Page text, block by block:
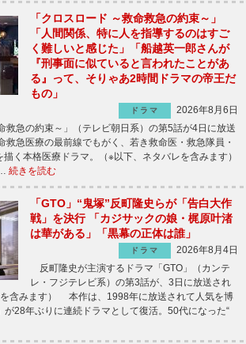
「クロスロード ～救命救急の約束～」
「人間関係、特に人を指導するのはすご
く難しいと感じた」「船越英一郎さんが
『刑事面に似ていると言われたことがあ
る』って、そりゃあ2時間ドラマの帝王だ
もの」
ドラマ
2026年8月6日
急の約束～」（テレビ朝日系）の第5話が4日に放送
急医療の最前線でもがく、若き救命医・救急隊員・
く本格医療ドラマ。（※以下、ネタバレを含みます）
続きを読む
「GTO」“鬼塚”反町隆史らが「告白大作
戦」を決行 「カジサックの娘・梶原叶渚
は華がある」「黒幕の正体は誰」
ドラマ
2026年8月4日
反町隆史が主演するドラマ「GTO」（カンテ
レ・フジテレビ系）の第3話が、3日に放送され
含みます） 本作は、1998年に放送されて人気を博
が28年ぶりに連続ドラマとして復活。50代になった“